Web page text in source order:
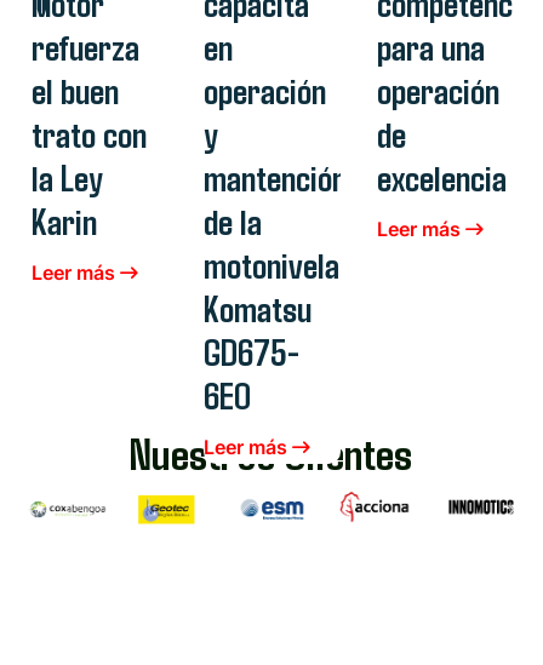
refuerza
el buen
trato con
la Ley
Karin
Leer más
en
operación
y
mantención
de la
motoniveladora
Komatsu
GD675-
6E0
Leer más
para una
operación
de
excelencia
Leer más
Nuestros Clientes